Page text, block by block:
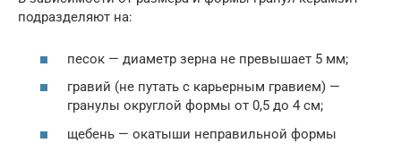
подразделяют на:
песок — диаметр зерна не превышает 5 мм;
гравий (не путать с карьерным гравием) —
гранулы округлой формы от 0,5 до 4 см;
щебень — окатыши неправильной формы